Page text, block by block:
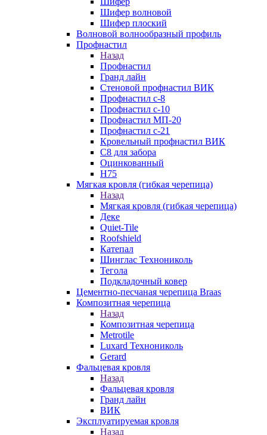
Шифер волновой
Шифер плоский
Волновой волнообразный профиль
Профнастил
Назад
Профнастил
Гранд лайн
Стеновой профнастил ВИК
Профнастил с-8
Профнастил с-10
Профнастил МП-20
Профнастил с-21
Кровельный профнастил ВИК
С8 для забора
Оцинкованный
Н75
Мягкая кровля (гибкая черепица)
Назад
Мягкая кровля (гибкая черепица)
Деке
Quiet-Tile
Roofshield
Катепал
Шинглас Технониколь
Тегола
Подкладочный ковер
Цементно-песчаная черепица Braas
Композитная черепица
Назад
Композитная черепица
Metrotile
Luxard Технониколь
Gerard
Фальцевая кровля
Назад
Фальцевая кровля
Гранд лайн
ВИК
Эксплуатируемая кровля
Назад